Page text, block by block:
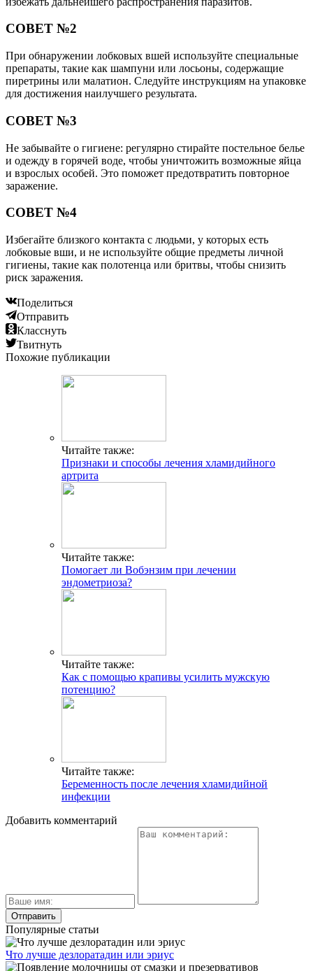
СОВЕТ №2
При обнаружении лобковых вшей используйте специальные
препараты, такие как шампуни или лосьоны, содержащие
пиретрины или малатион. Следуйте инструкциям на упаковке
для достижения наилучшего результата.
СОВЕТ №3
Не забывайте о гигиене: регулярно стирайте постельное белье
и одежду в горячей воде, чтобы уничтожить возможные яйца
и взрослых особей. Это поможет предотвратить повторное
заражение.
СОВЕТ №4
Избегайте близкого контакта с людьми, у которых есть
лобковые вши, и не используйте общие предметы личной
гигиены, такие как полотенца или бритвы, чтобы снизить
риск заражения.
Поделиться
Отправить
Класснуть
Твитнуть
Похожие публикации
Читайте также:
Признаки и способы лечения хламидийного
артрита
Читайте также:
Помогает ли Вобэнзим при лечении
эндометриоза?
Читайте также:
Как с помощью крапивы усилить мужскую
потенцию?
Читайте также:
Беременность после лечения хламидийной
инфекции
Добавить комментарий
Популярные статьи
Что лучше дезлоратадин или эриус